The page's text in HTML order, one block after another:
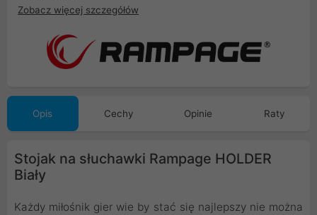
Zobacz więcej szczegółów
Opis Cechy Opinie Raty
Stojak na słuchawki Rampage HOLDER
Biały
Każdy miłośnik gier wie by stać się najlepszy nie można